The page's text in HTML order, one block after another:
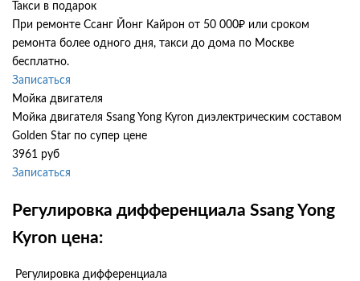
Такси в подарок
При ремонте Ссанг Йонг Кайрон от 50 000₽ или сроком
ремонта более одного дня, такси до дома по Москве
бесплатно.
Записаться
Мойка двигателя
Мойка двигателя Ssang Yong Kyron диэлектрическим составом
Golden Star по супер цене
3961 руб
Записаться
Регулировка дифференциала Ssang Yong
Kyron цена:
Регулировка дифференциала